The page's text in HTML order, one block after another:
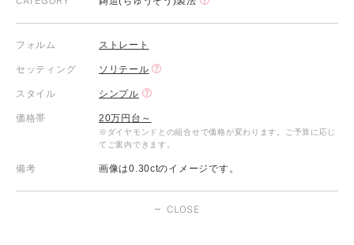
フォルム ストレート
セッティング ソリテール
スタイル シンプル
価格帯 20万円台～
※ダイヤモンドとの組合せで価格が変わります。ご予算に応じ
てご案内できます。
備考 画像は0.30ctのイメージです。
CLOSE